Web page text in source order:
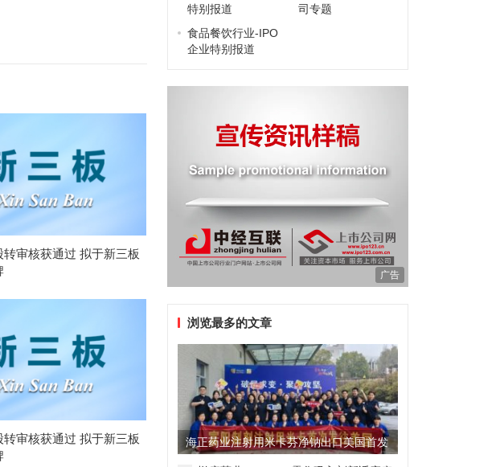
转审核获通过 拟于新三板
转审核获通过 拟于新三板
特别报道
司专题
食品餐饮行业-IPO
企业特别报道
广告
浏览最多的文章
海正药业注射用米卡芬净钠出口美国首发